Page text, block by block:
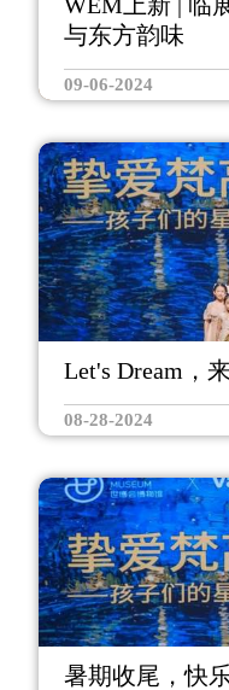
与东方韵味
09-06-2024
Let's Dream，
08-28-2024
暑期收尾，快